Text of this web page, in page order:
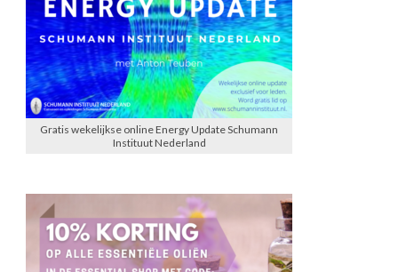
Gratis wekelijkse online Energy Update Schumann
Instituut Nederland